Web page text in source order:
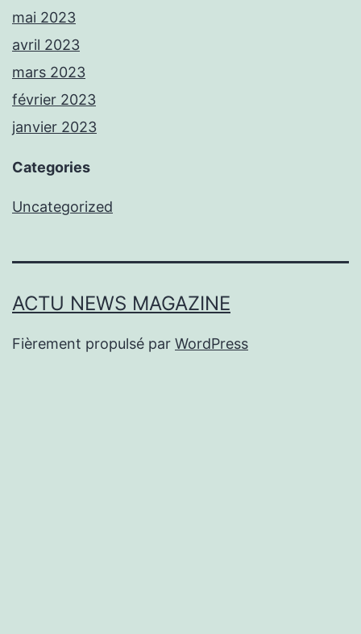
mai 2023
avril 2023
mars 2023
février 2023
janvier 2023
Categories
Uncategorized
ACTU NEWS MAGAZINE
Fièrement propulsé par WordPress